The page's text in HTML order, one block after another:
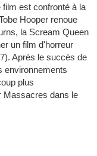
est confronté à la
Hooper renoue
la Scream Queen
un film d'horreur
Après le succès de
environnements
plus
Massacres dans le